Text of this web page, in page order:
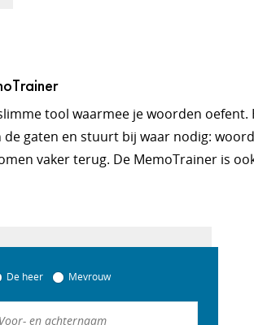
tool waarmee je woorden oefent.
gaten en stuurt bij waar nodig:
vaker terug. De MemoTrainer is
De heer Mevrouw